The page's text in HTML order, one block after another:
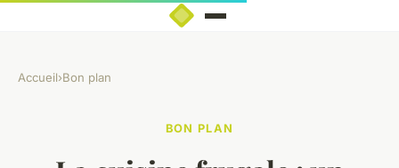
Accueil›Bon plan
BON PLAN